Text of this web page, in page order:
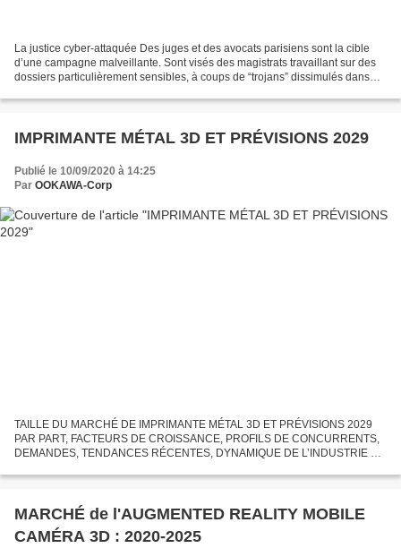
La justice cyber-attaquée Des juges et des avocats parisiens sont la cible
d’une campagne malveillante. Sont visés des magistrats travaillant sur des
dossiers particulièrement sensibles, à coups de “trojans” dissimulés dans
IMPRIMANTE MÉTAL 3D ET PRÉVISIONS 2029
Publié le 10/09/2020 à 14:25
Par OOKAWA-Corp
TAILLE DU MARCHÉ DE IMPRIMANTE MÉTAL 3D ET PRÉVISIONS 2029
PAR PART, FACTEURS DE CROISSANCE, PROFILS DE CONCURRENTS,
DEMANDES, TENDANCES RÉCENTES, DYNAMIQUE DE L’INDUSTRIE ET
Métal 3D 2020-2029...
MARCHÉ de l'AUGMENTED REALITY MOBILE
CAMÉRA 3D : 2020-2025